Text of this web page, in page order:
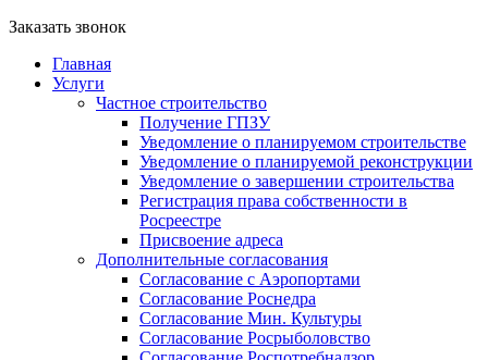
Заказать звонок
Главная
Услуги
Частное строительство
Получение ГПЗУ
Уведомление о планируемом строительстве
Уведомление о планируемой реконструкции
Уведомление о завершении строительства
Регистрация права собственности в
Росреестре
Присвоение адреса
Дополнительные согласования
Согласование с Аэропортами
Согласование Роснедра
Согласование Мин. Культуры
Согласование Росрыболовство